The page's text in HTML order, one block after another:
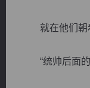
就在他们朝着
“统帅后面的